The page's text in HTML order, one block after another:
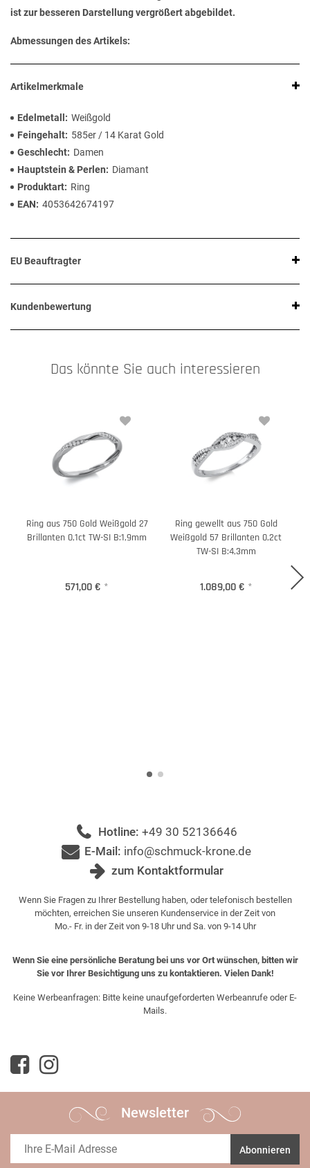
ist zur besseren Darstellung vergrößert abgebildet.
Abmessungen des Artikels:
Artikelmerkmale
Edelmetall
Weißgold
Feingehalt
585er / 14 Karat Gold
Geschlecht
Damen
Hauptstein & Perlen
Diamant
Produktart
Ring
EAN
4053642674197
EU Beauftragter
Kundenbewertung
Das könnte Sie auch interessieren
Ring aus 750 Gold Weißgold 27
Brillanten 0,1ct TW-SI B:1,9mm
571,00 € *
Ring gewellt aus 750 Gold
Weißgold 57 Brillanten 0,2ct
TW-SI B:4,3mm
1.089,00 € *
Hotline: +49 30 52136646
E-Mail: info@schmuck-krone.de
zum Kontaktformular
Wenn Sie Fragen zu Ihrer Bestellung haben, oder telefonisch bestellen
möchten, erreichen Sie unseren Kundenservice in der Zeit von
Mo.- Fr. in der Zeit von 9-18 Uhr und Sa. von 9-14 Uhr
Wenn Sie eine persönliche Beratung bei uns vor Ort wünschen, bitten wir
Sie vor Ihrer Besichtigung uns zu kontaktieren. Vielen Dank!
Keine Werbeanfragen: Bitte keine unaufgeforderten Werbeanrufe oder E-
Mails.
Newsletter
Abonnieren